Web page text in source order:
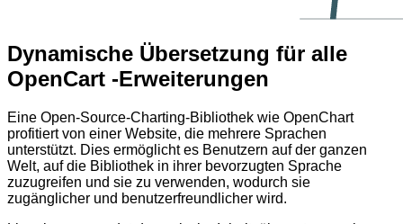
Dynamische Übersetzung für alle
OpenCart -Erweiterungen
Eine Open-Source-Charting-Bibliothek wie OpenChart
profitiert von einer Website, die mehrere Sprachen
unterstützt. Dies ermöglicht es Benutzern auf der ganzen
Welt, auf die Bibliothek in ihrer bevorzugten Sprache
zuzugreifen und sie zu verwenden, wodurch sie
zugänglicher und benutzerfreundlicher wird.